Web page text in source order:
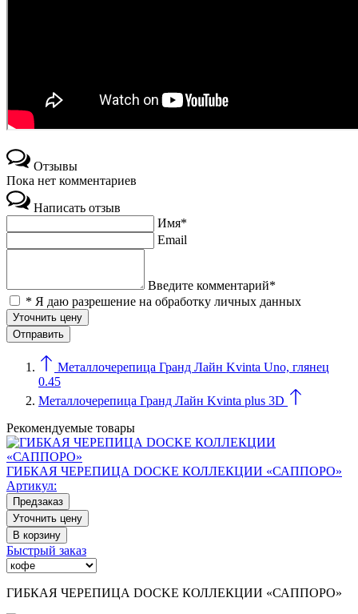
Отзывы
Пока нет комментариев
Написать отзыв
Имя*
Email
Введите комментарий*
* Я даю разрешение на обработку личных данных
Уточнить цену
Металлочерепица Гранд Лайн Kvinta Uno, глянец
0.45
Металлочерепица Гранд Лайн Kvinta plus 3D
Рекомендуемые товары
ГИБКАЯ ЧЕРЕПИЦА DOCKE КОЛЛЕКЦИИ «САППОРО»
Артикул:
Предзаказ
Уточнить цену
В корзину
Быстрый заказ
ГИБКАЯ ЧЕРЕПИЦА DOCKE КОЛЛЕКЦИИ «САППОРО»